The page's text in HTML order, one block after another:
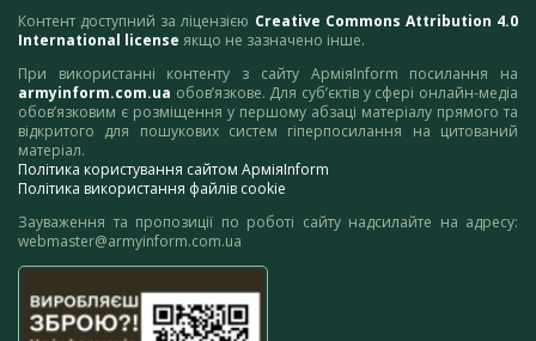
Контент доступний за ліцензією Creative Commons Attribution 4.0
International license якщо не зазначено інше.
При використанні контенту з сайту АрміяInform посилання на
armyinform.com.ua обов’язкове. Для суб’єктів у сфері онлайн-медіа
обов’язковим є розміщення у першому абзаці матеріалу прямого та
відкритого для пошукових систем гіперпосилання на цитований
матеріал.
Політика користування сайтом АрміяInform
Політика використання файлів cookie
Зауваження та пропозиції по роботі сайту надсилайте на адресу:
webmaster@armyinform.com.ua